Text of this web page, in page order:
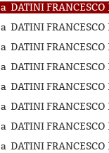
DATINI
DATINI
DATINI
DATINI
DATINI
DATINI
DATINI
DATINI